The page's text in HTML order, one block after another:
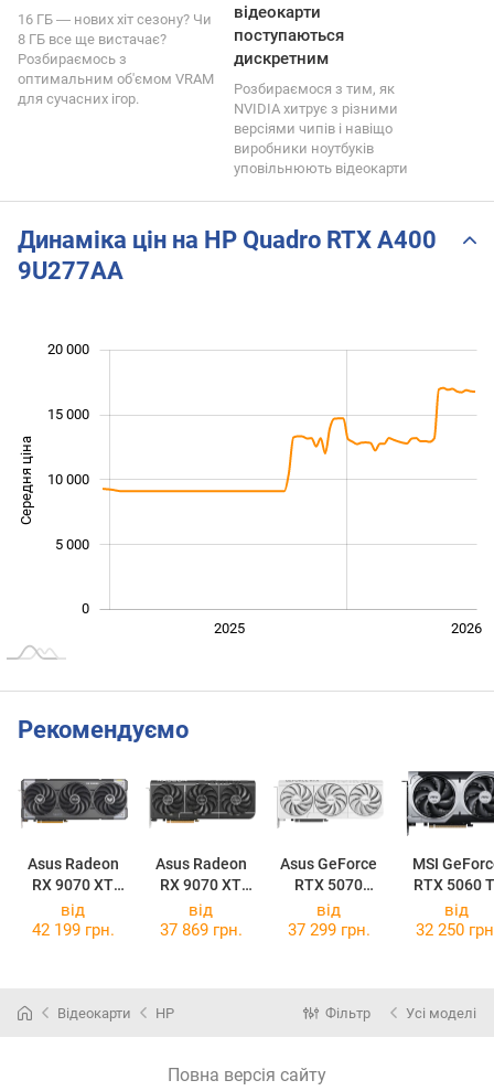
16 ГБ ― нових хіт сезону? Чи
8 ГБ все ще вистачає?
Розбираємось з
оптимальним об'ємом VRAM
для сучасних ігор.
відеокарти
поступаються
дискретним
Розбираємося з тим, як
NVIDIA хитрує з різними
версіями чипів і навіщо
виробники ноутбуків
уповільнюють відеокарти
Динаміка цін на HP Quadro RTX A400
9U277AA
Середня ціна 10 000
0
10 000
20 000
15 000
5 000
2025 2026
Рекомендуємо
Asus Radeon
RX 9070 XT
TUF Gaming
OC 16GB
Asus Radeon
RX 9070 XT
Prime OC 16GB
Asus GeForce
RTX 5070
Prime OC White
MSI
RTX 5060
16G
2X OC
від
42 199 грн.
від
37 869 грн.
від
37 299 грн.
від
32 250
Відеокарти HP Фільтр Усі моделі
Повна версія сайту